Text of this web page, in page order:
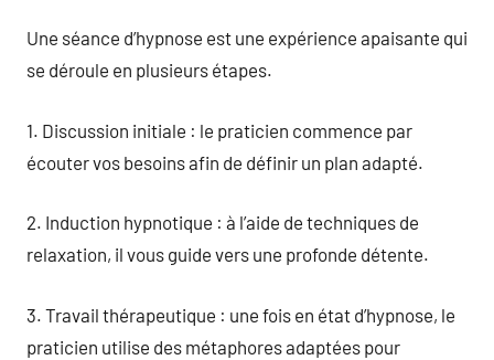
Une séance d’hypnose est une expérience apaisante qui
se déroule en plusieurs étapes.
1. Discussion initiale : le praticien commence par
écouter vos besoins afin de définir un plan adapté.
2. Induction hypnotique : à l’aide de techniques de
relaxation, il vous guide vers une profonde détente.
3. Travail thérapeutique : une fois en état d’hypnose, le
praticien utilise des métaphores adaptées pour